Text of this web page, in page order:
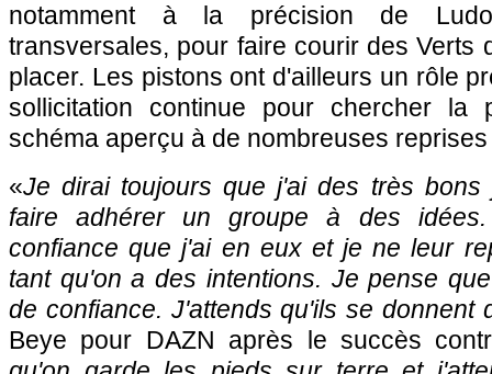
notamment à la précision de
transversales, pour faire courir des Verts
placer. Les pistons ont d'ailleurs un rôle
sollicitation continue pour chercher la
schéma aperçu à de nombreuses
«Je dirai toujours que j'ai des très
faire adhérer un groupe à des
confiance que j'ai en eux et je ne leur
tant qu'on a des intentions. Je pense
de confiance. J'attends qu'ils se donnent
Beye pour DAZN après le succès